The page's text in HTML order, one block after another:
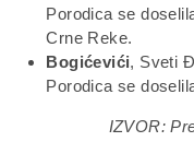
Porodica se
Crne Reke.
Bogićevići, Sveti
Porodica se
IZVOR: